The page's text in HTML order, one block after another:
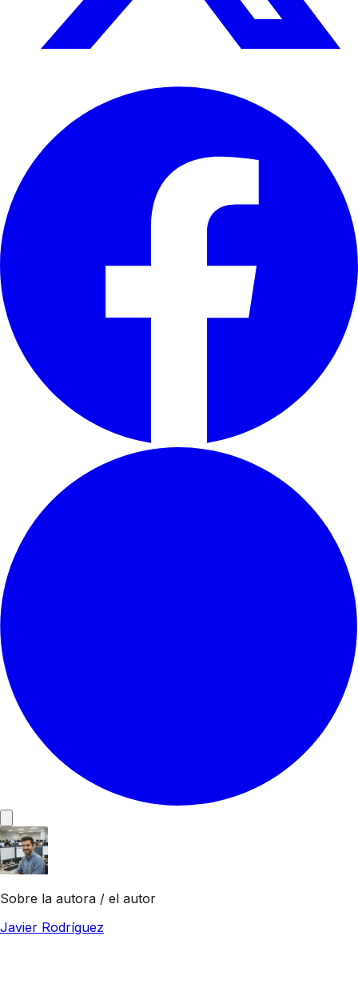
Sobre la autora / el autor
Javier Rodríguez